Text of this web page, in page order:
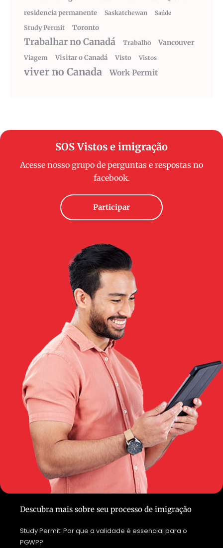
residencia permanente
Saskatchewan Saúde
Study Permit Toronto
Trabalhar no Canadá Trabalho Vancouver
Viagem Visitar o Canadá Visto Vistos
viver no Canada Work Permit
SOS Vistos e imigração
Acesse nosso grupo de perguntas e respostas no
facebook.
Participar
Descubra mais sobre seu processo de imigração
Study Permit: Por que a validade é essencial para o
PGWP?